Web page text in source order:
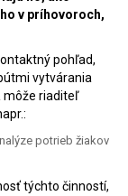
v príhovoroch,
pohľad,
vytvárania
môže riaditeľ
potrieb žiakov
týchto činností,